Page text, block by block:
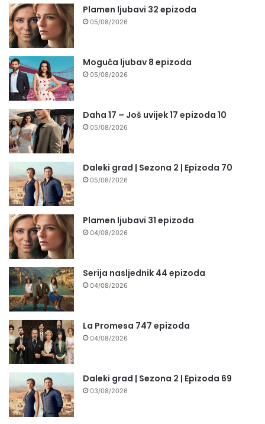
Plamen ljubavi 32 epizoda
05/08/2026
Moguća ljubav 8 epizoda
05/08/2026
Daha 17 – Još uvijek 17 epizoda 10
05/08/2026
Daleki grad | Sezona 2 | Epizoda 70
05/08/2026
Plamen ljubavi 31 epizoda
04/08/2026
Serija nasljednik 44 epizoda
04/08/2026
La Promesa 747 epizoda
04/08/2026
Daleki grad | Sezona 2 | Epizoda 69
03/08/2026